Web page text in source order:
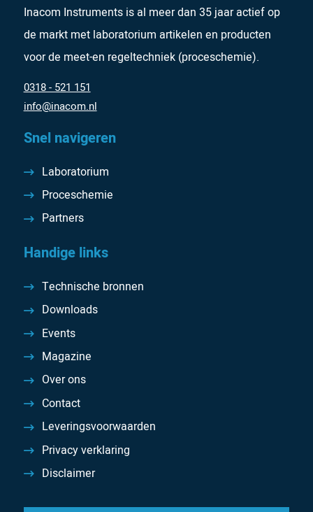
Inacom Instruments is al meer dan 35 jaar actief op
de markt met laboratorium artikelen en producten
voor de meet-en regeltechniek (proceschemie).
0318 - 521 151
info@inacom.nl
Snel navigeren
Laboratorium
Proceschemie
Partners
Handige links
Technische bronnen
Downloads
Events
Magazine
Over ons
Contact
Leveringsvoorwaarden
Privacy verklaring
Disclaimer